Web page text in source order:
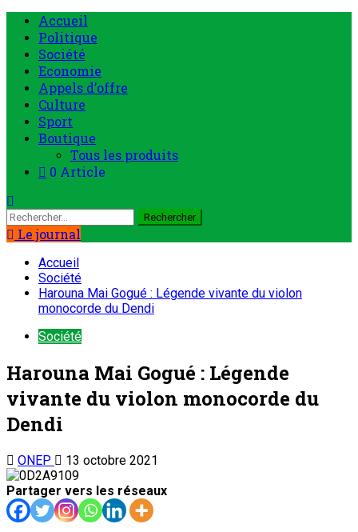
Accueil
Politique
Société
Economie
Appels d’offre
Culture
Sport
Boutique
Tous les produits
0 Article
Le journal
Accueil
Société
Harouna Mai Gogué : Légende vivante du violon
monocorde du Dendi
Société
Harouna Mai Gogué : Légende
vivante du violon monocorde du
Dendi
ONEP
13 octobre 2021
Partager vers les réseaux